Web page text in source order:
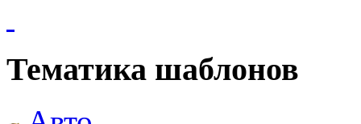
Тематика шаблонов